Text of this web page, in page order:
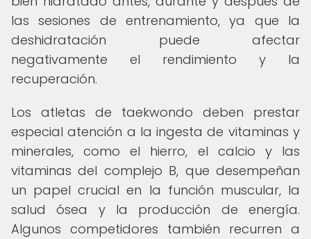
las sesiones de entrenamiento, ya que la
deshidratación puede afectar
negativamente el rendimiento y la
recuperación.
Los atletas de taekwondo deben prestar
especial atención a la ingesta de vitaminas y
minerales, como el hierro, el calcio y las
vitaminas del complejo B, que desempeñan
un papel crucial en la función muscular, la
salud ósea y la producción de energía.
Algunos competidores también recurren a